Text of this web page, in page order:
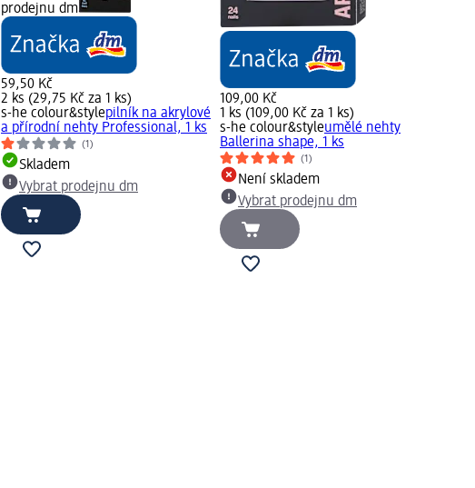
prodejnu dm
59,50 Kč
2 ks (29,75 Kč za 1 ks)
s-he colour&stylepilník na akrylové
a přírodní nehty Professional, 1 ks
(1)
Skladem
Vybrat prodejnu dm
109,00 Kč
1 ks (109,00 Kč za 1 ks)
s-he colour&styleumělé nehty
Ballerina shape, 1 ks
(1)
Není skladem
Vybrat prodejnu dm